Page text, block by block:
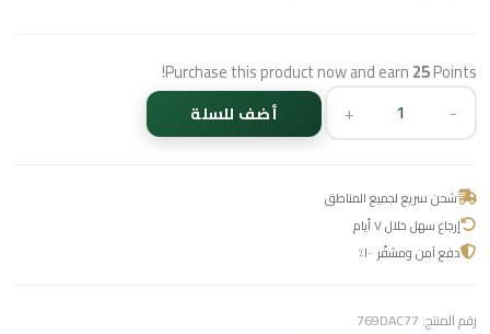
Purchase this product now and earn25Points!
-
+ أضف للسلة
شحن سريع لجميع المناطق
إرجاع سهل خلال ٧ أيام
دفع آمن ومشفّر ١٠٠٪
رقم المنتج: 769DAC77